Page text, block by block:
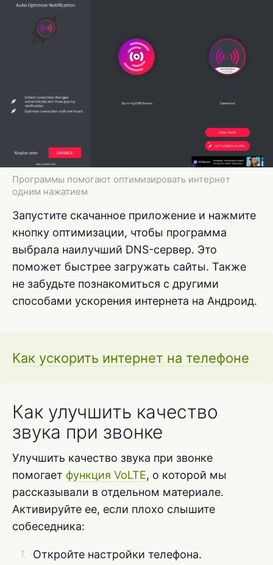
Программы помогают оптимизировать интернет
одним нажатием
Запустите скачанное приложение и нажмите
кнопку оптимизации, чтобы программа
выбрала наилучший DNS-сервер. Это
поможет быстрее загружать сайты. Также
не забудьте познакомиться с другими
способами ускорения интернета на Андроид.
Как ускорить интернет на телефоне
Как улучшить качество
звука при звонке
Улучшить качество звука при звонке
помогает функция VoLTE, о которой мы
рассказывали в отдельном материале.
Активируйте ее, если плохо слышите
собеседника:
Откройте настройки телефона.